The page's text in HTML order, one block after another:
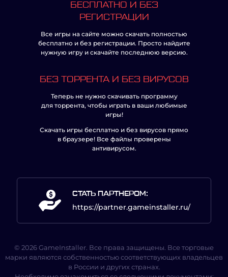
БЕСПЛАТНО И БЕЗ
РЕГИСТРАЦИИ
Все игры на сайте можно скачать полностью
бесплатно и без регистрации. Просто найдите
нужную игру и скачайте последнюю версию.
БЕЗ ТОРРЕНТА И БЕЗ ВИРУСОВ
Теперь не нужно скачивать программу
для торрента, чтобы играть в ваши любимые
игры!
Скачать игры бесплатно и без вирусов прямо
в браузере! Все файлы проверены
антивирусом.
СТАТЬ ПАРТНЕРОМ:
https://partner.gameinstaller.ru/
© 2026 GameInstaller. Все права защищены. Все торговые
марки являются собственностью соответствующих владельцев
в России и других странах.